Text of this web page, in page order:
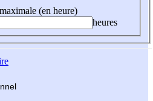
(en heure)
heures